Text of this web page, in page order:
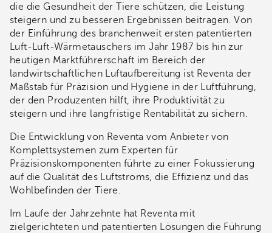
die die Gesundheit der Tiere schützen, die Leistung
steigern und zu besseren Ergebnissen beitragen. Von
der Einführung des branchenweit ersten patentierten
Luft-Luft-Wärmetauschers im Jahr 1987 bis hin zur
heutigen Marktführerschaft im Bereich der
landwirtschaftlichen Luftaufbereitung ist Reventa der
Maßstab für Präzision und Hygiene in der Luftführung,
der den Produzenten hilft, ihre Produktivität zu
steigern und ihre langfristige Rentabilität zu sichern.
Die Entwicklung von Reventa vom Anbieter von
Komplettsystemen zum Experten für
Präzisionskomponenten führte zu einer Fokussierung
auf die Qualität des Luftstroms, die Effizienz und das
Wohlbefinden der Tiere.
Im Laufe der Jahrzehnte hat Reventa mit
zielgerichteten und patentierten Lösungen die Führung